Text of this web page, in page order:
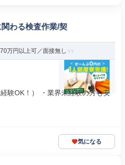
わる検査作業/契
万円以上可／面接無し
験OK！） ・業界未経験の方も安
気になる